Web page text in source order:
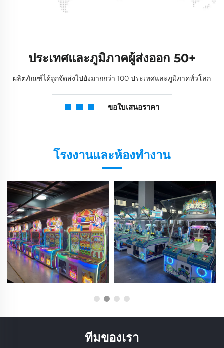
ประเทศและภูมิภาคผู้ส่งออก 50+
ผลิตภัณฑ์ได้ถูกจัดส่งไปยังมากกว่า 100 ประเทศและภูมิภาคทั่วโลก
ขอใบเสนอราคา
โรงงานและห้องทำงาน
ทีมของเรา